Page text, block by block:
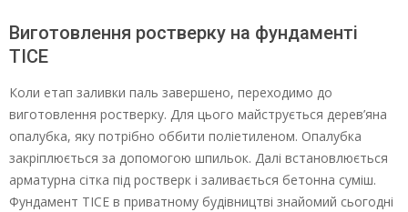
Виготовлення ростверку на фундаменті
ТІСЕ
Коли етап заливки паль завершено, переходимо до
виготовлення ростверку. Для цього майструється дерев’яна
опалубка, яку потрібно оббити поліетиленом. Опалубка
закріплюється за допомогою шпильок. Далі встановлюється
арматурна сітка під ростверк і заливається бетонна суміш.
Фундамент ТІСЕ в приватному будівництві знайомий сьогодні